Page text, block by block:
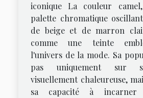
iconique La couleur
palette chromatique
de beige et de marron
comme une teinte
l'univers de la mode. Sa
pas uniquement sur
visuellement chaleureuse,
sa capacité à incarner